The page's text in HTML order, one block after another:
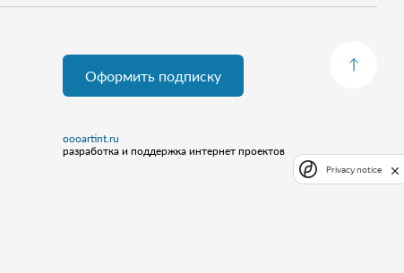
Оформить подписку
oooartint.ru
разработка и поддержка интернет проектов
Privacy notice